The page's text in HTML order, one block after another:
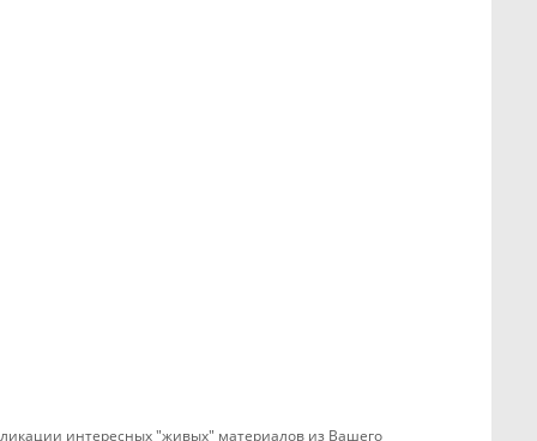
интересных "живых" материалов из Вашего